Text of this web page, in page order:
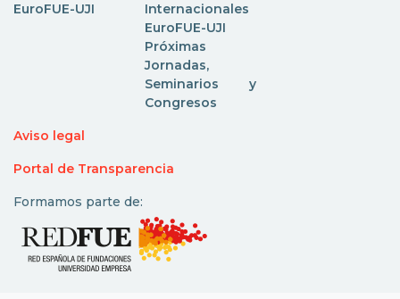
EuroFUE-UJI
Internacionales
EuroFUE-UJI
Próximas
Jornadas,
Seminarios y
Congresos
Aviso legal
Portal de Transparencia
Formamos parte de: